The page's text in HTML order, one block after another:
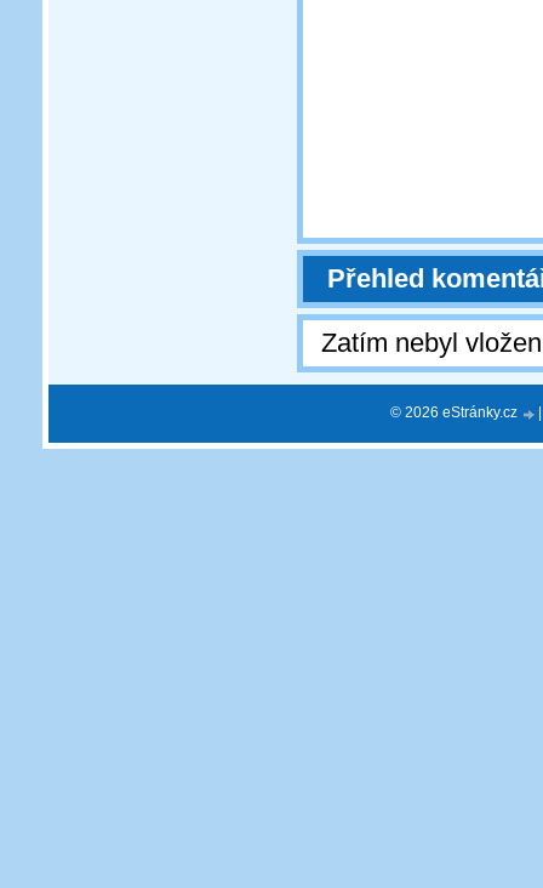
Přehled
Zatím nebyl
© 2026 eStránky.cz